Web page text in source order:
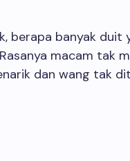
berapa banyak duit
macam tak
dan wang tak